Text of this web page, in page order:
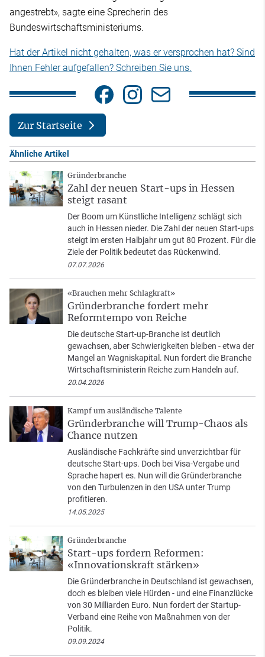
angestrebt», sagte eine Sprecherin des
Bundeswirtschaftsministeriums.
Hat der Artikel nicht gehalten, was er versprochen hat? Sind
Ihnen Fehler aufgefallen? Schreiben Sie uns.
Zur Startseite
Ähnliche Artikel
Gründerbranche
Zahl der neuen Start-ups in Hessen
steigt rasant
Der Boom um Künstliche Intelligenz schlägt sich
auch in Hessen nieder. Die Zahl der neuen Start-ups
steigt im ersten Halbjahr um gut 80 Prozent. Für die
Ziele der Politik bedeutet das Rückenwind.
07.07.2026
«Brauchen mehr Schlagkraft»
Gründerbranche fordert mehr
Reformtempo von Reiche
Die deutsche Start-up-Branche ist deutlich
gewachsen, aber Schwierigkeiten bleiben - etwa der
Mangel an Wagniskapital. Nun fordert die Branche
Wirtschaftsministerin Reiche zum Handeln auf.
20.04.2026
Kampf um ausländische Talente
Gründerbranche will Trump-Chaos als
Chance nutzen
Ausländische Fachkräfte sind unverzichtbar für
deutsche Start-ups. Doch bei Visa-Vergabe und
Sprache hapert es. Nun will die Gründerbranche
von den Turbulenzen in den USA unter Trump
profitieren.
14.05.2025
Gründerbranche
Start-ups fordern Reformen:
«Innovationskraft stärken»
Die Gründerbranche in Deutschland ist gewachsen,
doch es bleiben viele Hürden - und eine Finanzlücke
von 30 Milliarden Euro. Nun fordert der Startup-
Verband eine Reihe von Maßnahmen von der
Politik.
09.09.2024